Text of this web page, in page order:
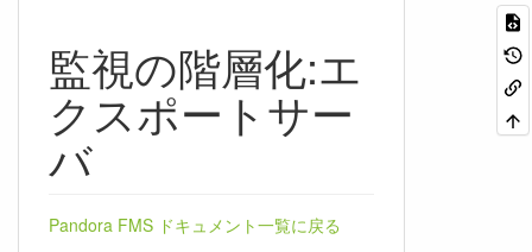
監視の階層化:エ
クスポートサー
バ
Pandora FMS ドキュメント一覧に戻る